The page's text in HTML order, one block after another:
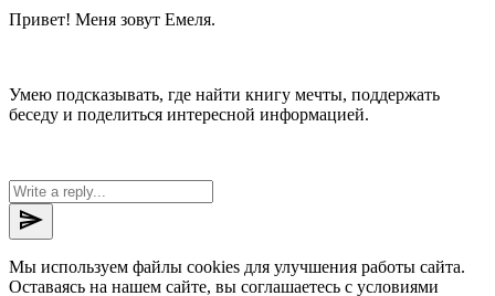
Привет! Меня зовут Емеля.
Умею подсказывать, где найти книгу мечты, поддержать
беседу и поделиться интересной информацией.
send
Мы используем файлы cookies для улучшения работы сайта.
Оставаясь на нашем сайте, вы соглашаетесь с условиями